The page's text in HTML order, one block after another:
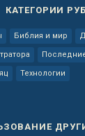
КАТЕГОРИИ
Библия и мир
Технологии